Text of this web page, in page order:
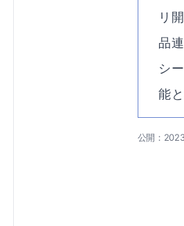
リ
品
シ
能
公開：